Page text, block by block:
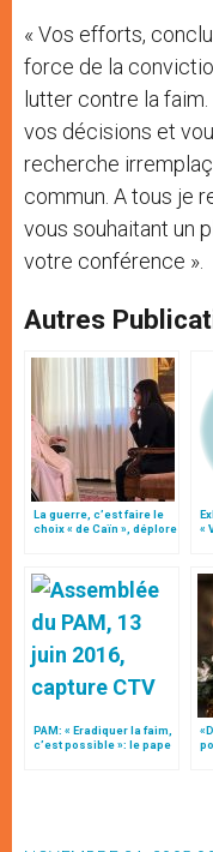
« Vos efforts,
force de la
lutter contre la
vos décisions et
recherche
commun. A tous je
vous souhaitant un
votre conférence ».
Autres
La guerre, c’est faire le
choix « de Caïn », déplore
«
PAM: « Eradiquer la faim,
c’est possible »: le pape